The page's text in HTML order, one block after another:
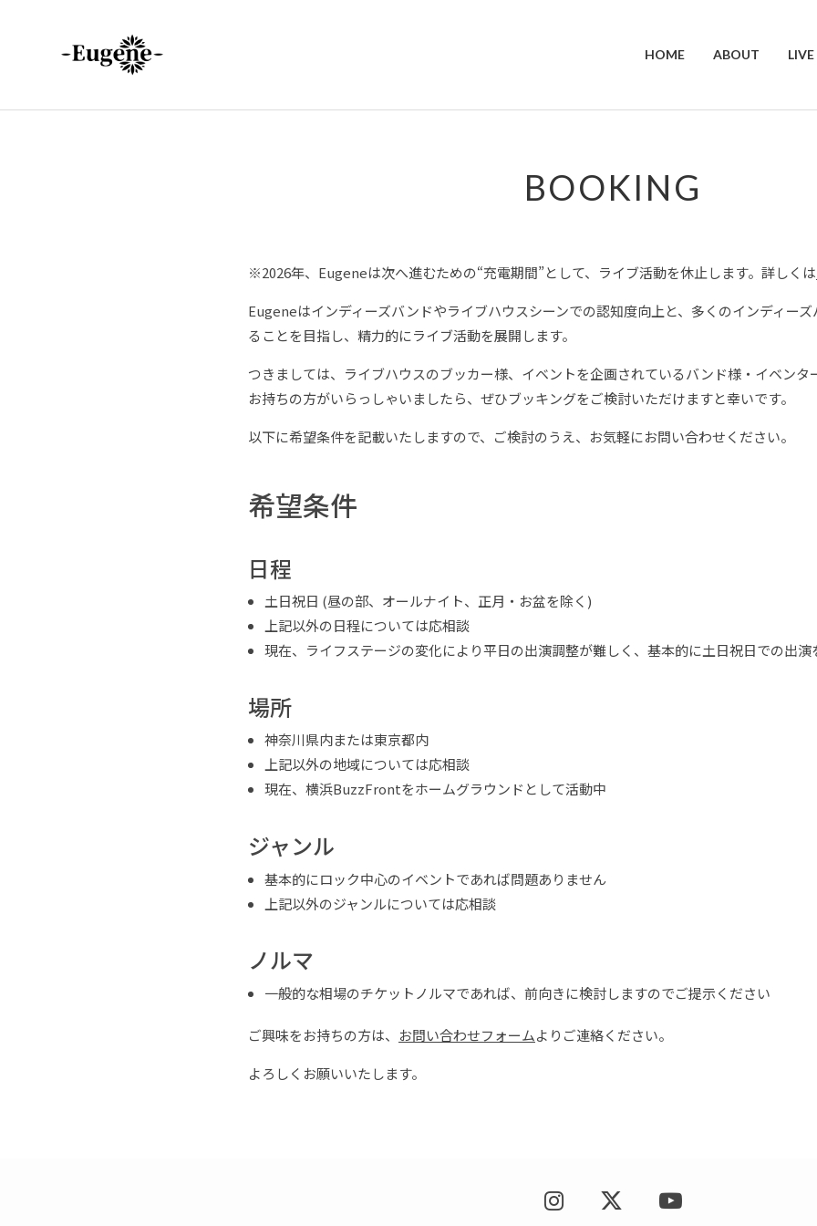
HOME ABOUT LIVE
BOOKING
※2026年、Eugeneは次へ進むための“充電期間”として、ライブ活動を休止します。詳しくは
Eugeneはインディーズバンドやライブハウスシーンでの認知度向上と、多くのインディー
ることを目指し、精力的にライブ活動を展開します。
つきましては、ライブハウスのブッカー様、イベントを企画されているバンド様・イベンタ
お持ちの方がいらっしゃいましたら、ぜひブッキングをご検討いただけますと幸いです。
以下に希望条件を記載いたしますので、ご検討のうえ、お気軽にお問い合わせください。
希望条件
日程
土日祝日 (昼の部、オールナイト、正月・お盆を除く)
上記以外の日程については応相談
現在、ライフステージの変化により平日の出演調整が難しく、基本的に土日祝日での出
場所
神奈川県内または東京都内
上記以外の地域については応相談
現在、横浜BuzzFrontをホームグラウンドとして活動中
ジャンル
基本的にロック中心のイベントであれば問題ありません
上記以外のジャンルについては応相談
ノルマ
一般的な相場のチケットノルマであれば、前向きに検討しますのでご提示ください
ご興味をお持ちの方は、 お問い合わせフォームよりご連絡ください。
よろしくお願いいたします。